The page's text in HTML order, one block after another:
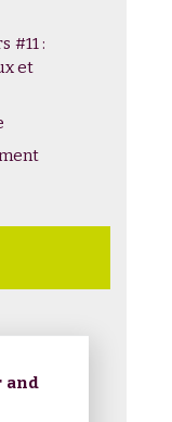
#11 :
et
and